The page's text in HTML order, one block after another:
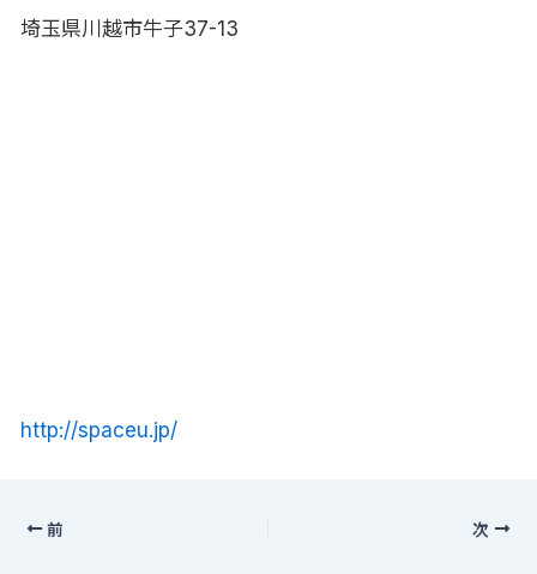
埼玉県川越市牛子37-13
http://spaceu.jp/
前 次